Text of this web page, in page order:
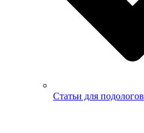
Статьи для подологов